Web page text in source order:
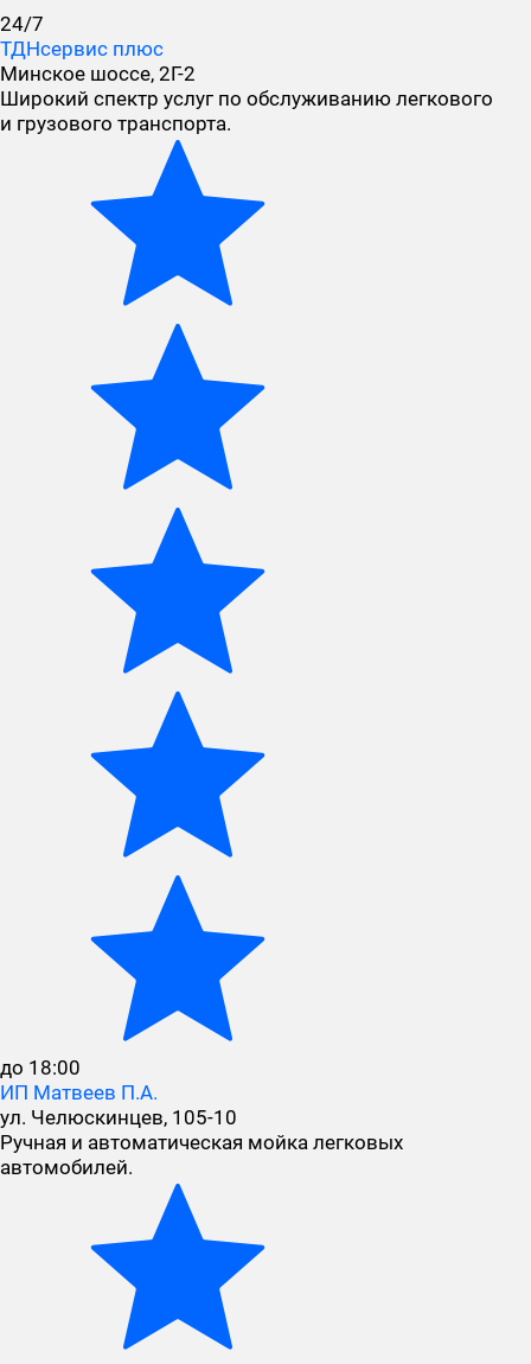
24/7
ТДНсервис плюс
Минское шоссе, 2Г-2
Широкий спектр услуг по обслуживанию легкового
и грузового транспорта.
до 18:00
ИП Матвеев П.А.
ул. Челюскинцев, 105-10
Ручная и автоматическая мойка легковых
автомобилей.